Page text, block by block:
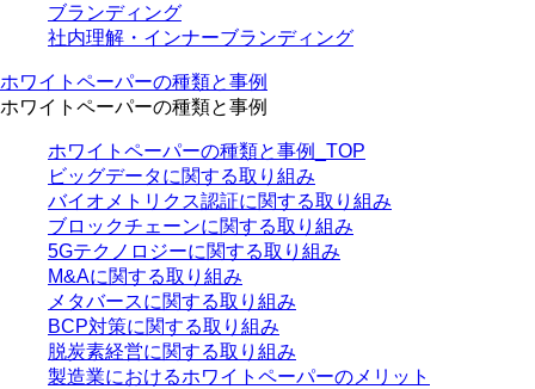
ブランディング
社内理解・インナーブランディング
ホワイトペーパーの種類と事例
ホワイトペーパーの種類と事例
ホワイトペーパーの種類と事例_TOP
ビッグデータに関する取り組み
バイオメトリクス認証に関する取り組み
ブロックチェーンに関する取り組み
5Gテクノロジーに関する取り組み
M&Aに関する取り組み
メタバースに関する取り組み
BCP対策に関する取り組み
脱炭素経営に関する取り組み
製造業におけるホワイトペーパーのメリット